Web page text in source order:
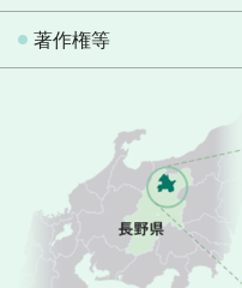
著作権等